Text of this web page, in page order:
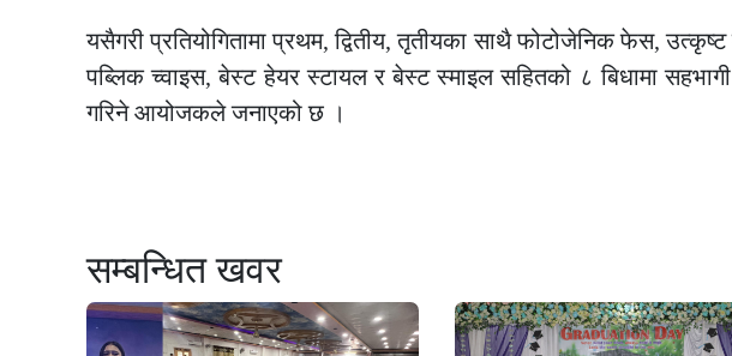
यसैगरी प्रतियोगितामा प्रथम, द्वितीय, तृतीयका साथै फोटोजेनिक फेस,
पब्लिक च्वाइस, बेस्ट हेयर स्टायल र बेस्ट स्माइल सहितको ८ बिधामा
गरिने आयोजकले जनाएको छ ।
सम्बन्धित खवर